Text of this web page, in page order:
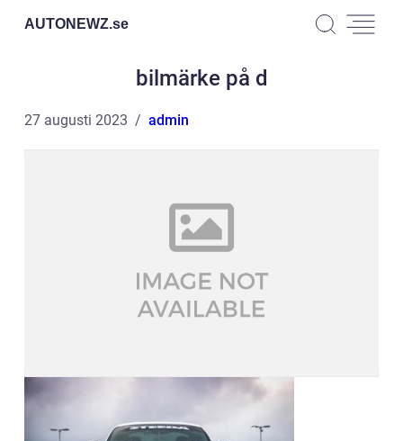
AUTONEWZ.se
bilmärke på d
27 augusti 2023 admin